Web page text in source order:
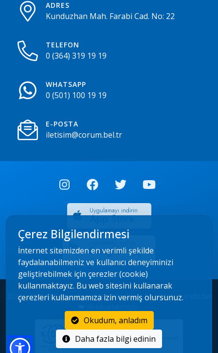
ADRES
Kunduzhan Mah. Farabi Cad. No: 22
TELEFON
0 (364) 319 19 19
WHATSAPP
0 (501) 100 19 19
E-POSTA
iletisim@corum.bel.tr
Uygulamayı indirin
App Store
Google Play
2022 - 2026 © Çorum Belediyesi Bilgi İşlem Müdürlüğü tarafından
Çerez Bilgilendirmesi
İnternet sitemizden en verimli şekilde
faydalanabilmeniz ve kullanıcı deneyiminizi
geliştirebilmek için çerezler (cookie)
kullanmaktayız. Bu web sitesini kullanarak
çerezleri kullanmamıza izin vermiş olursunuz.
Okudum, anladım
Daha fazla bilgi edinin